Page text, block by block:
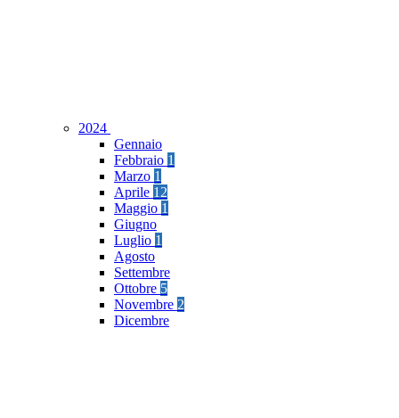
2024
Gennaio
Febbraio 1
Marzo 1
Aprile 12
Maggio 1
Giugno
Luglio 1
Agosto
Settembre
Ottobre 5
Novembre 2
Dicembre